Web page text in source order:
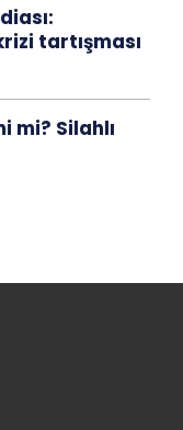
tartışması
mi? Silahlı